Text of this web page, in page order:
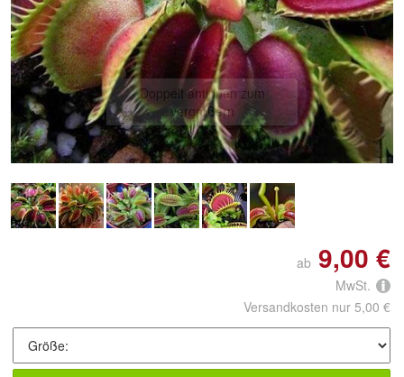
Doppelt antippen zum
vergrößern
ab 9,00 €
MwSt.
Versandkosten nur 5,00 €